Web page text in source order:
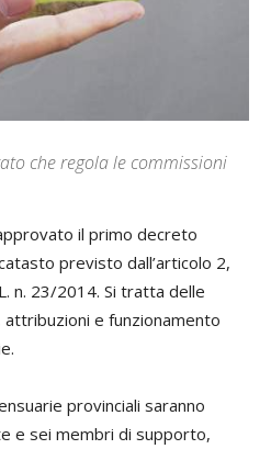
che regola le commissioni
il primo decreto
previsto dall’articolo 2,
n. 23/2014. Si tratta delle
e funzionamento
provinciali saranno
e sei membri di supporto,